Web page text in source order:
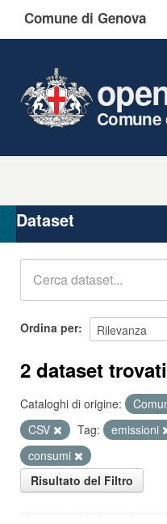
Comune di Genova
Comune
Organizzazioni
Gruppi
Dataset
Ordina per
2 dataset trovati
Cataloghi di origine:
CSV
Tag: emissioni
consumi
Risultato del Filtro